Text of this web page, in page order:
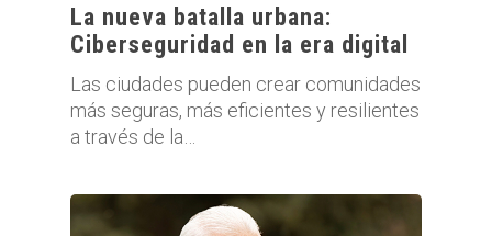
La nueva batalla urbana:
Ciberseguridad en la era digital
Las ciudades pueden crear comunidades
más seguras, más eficientes y resilientes
a través de la…